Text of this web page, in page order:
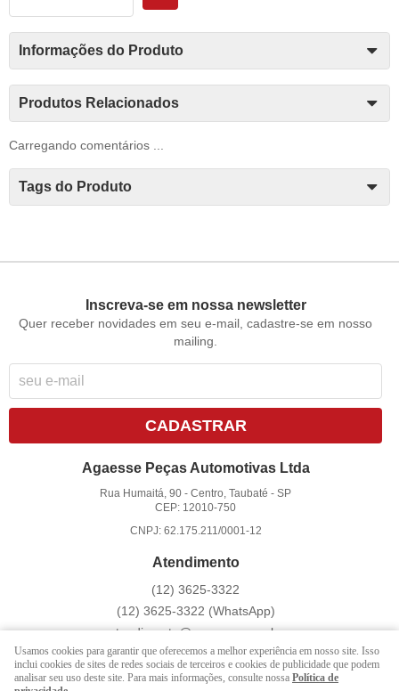
Informações do Produto
Produtos Relacionados
Carregando comentários ...
Tags do Produto
Inscreva-se em nossa newsletter
Quer receber novidades em seu e-mail, cadastre-se em nosso
mailing.
CADASTRAR
Agaesse Peças Automotivas Ltda
Rua Humaitá, 90 -Centro, Taubaté -SP
CEP: 12010-750
CNPJ: 62.175.211/0001-12
Atendimento
(12) 3625-3322
(12) 3625-3322 (WhatsApp)
atendimento@agaesse.com.br
LOJA VIRTUAL CRIADA POR
Usamos cookies para garantir que oferecemos a melhor experiência em nosso site. Isso
inclui cookies de sites de redes sociais de terceiros e cookies de publicidade que podem
analisar seu uso deste site. Para mais informações, consulte nossa Política de